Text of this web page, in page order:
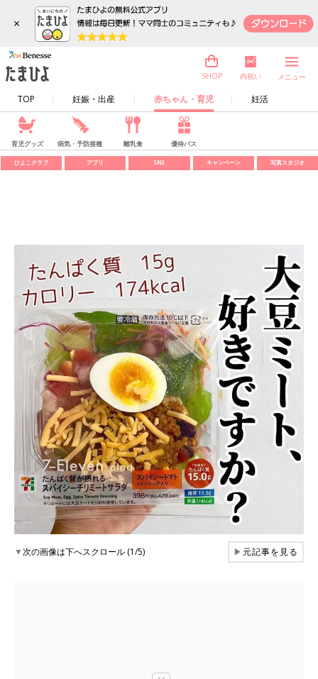
×
TOP 妊娠・出産 赤ちゃん・育児 妊活
SHOP 内祝い メニュー
育児グッズ 病気・予防接種 離乳食 優待パス
ひよこクラブ アプリ SNS キャンペーン 写真スタジオ
▼次の画像は下へスクロール (1/5) ▶元記事を見る